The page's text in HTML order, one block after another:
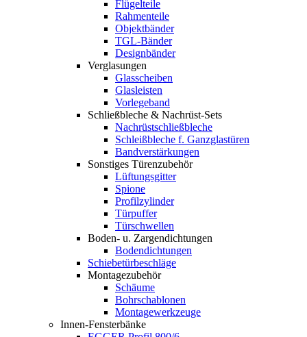
Flügelteile
Rahmenteile
Objektbänder
TGL-Bänder
Designbänder
Verglasungen
Glasscheiben
Glasleisten
Vorlegeband
Schließbleche & Nachrüst-Sets
Nachrüstschließbleche
Schleißbleche f. Ganzglastüren
Bandverstärkungen
Sonstiges Türenzubehör
Lüftungsgitter
Spione
Profilzylinder
Türpuffer
Türschwellen
Boden- u. Zargendichtungen
Bodendichtungen
Schiebetürbeschläge
Montagezubehör
Schäume
Bohrschablonen
Montagewerkzeuge
Innen-Fensterbänke